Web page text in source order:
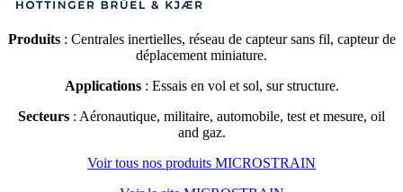
Produits: Centrales inertielles, réseau de capteur sans fil, capteur de
déplacement miniature.
Applications : Essais en vol et sol, sur structure.
Secteurs : Aéronautique, militaire, automobile, test et mesure, oil
and gaz.
Voir tous nos produits MICROSTRAIN